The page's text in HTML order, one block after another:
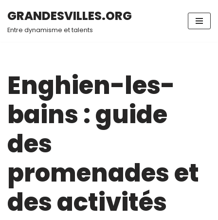
Aller
GRANDESVILLES.ORG
Entre dynamisme et talents
Enghien-les-
bains : guide
des
promenades et
des activités